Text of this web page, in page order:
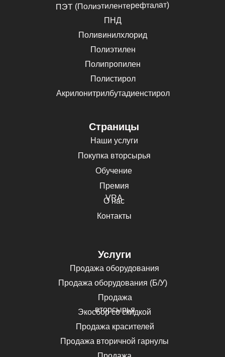
Страницы
ПЭТ (Полиэтилентерефталат)
Наши услуги
ПНД
Обучение
Поливинилхлорид
Премия
VRA
Полиэтилен
О нас
Полипропилен
Контакты
Полистирол
Акрилонитрилбутадиенстирол
Услуги
Покупка вторсырья
Продажа
вторсырья
Продажа оборудования
Экосбор со скидкой
Продажа вторичной гарнулы
Продажа красителей
Продажа оборудования (Б/У)